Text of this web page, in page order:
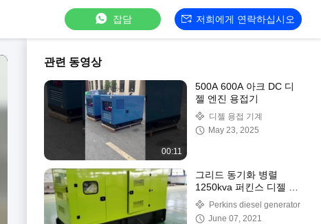
잡담 저희에게 연락하십시오
관련 동영상
00:11
500A 600A 아크 DC 디
젤 엔진 용접기
디젤 용접 기계
May 23, 2025
그리드 동기화 병렬
1250kva 퍼킨스 디젤 발
전기 1mw 24V DC 시작
모터
Perkins diesel generator
June 07, 2021